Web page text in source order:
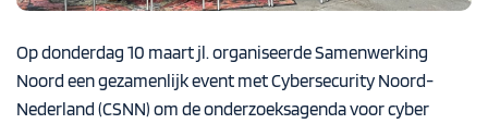
Op donderdag 10 maart jl. organiseerde Samenwerking
Noord een gezamenlijk event metCybersecurity Noord-
Nederland (CSNN) om de onderzoeksagenda voor cyber